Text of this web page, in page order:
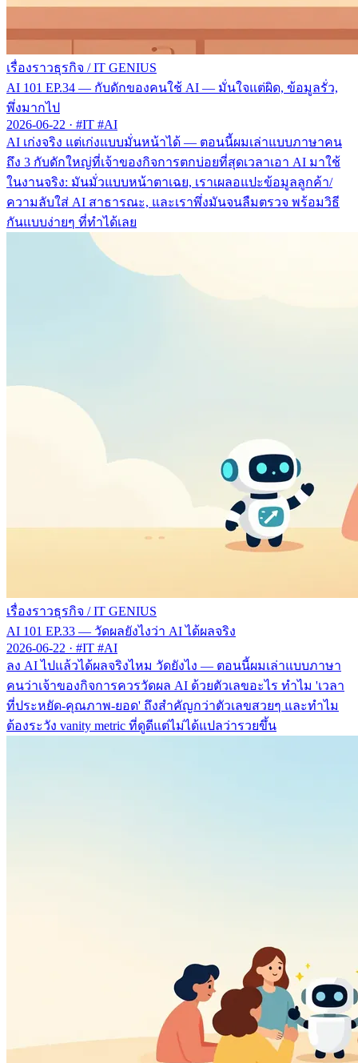
เรื่องราวธุรกิจ / IT GENIUS
AI 101 EP.34 — กับดักของคนใช้ AI — มั่นใจแต่ผิด, ข้อมูลรั่ว,
พึ่งมากไป
2026-06-22 · #IT #AI
AI เก่งจริง แต่เก่งแบบมั่นหน้าได้ — ตอนนี้ผมเล่าแบบภาษาคน
ถึง 3 กับดักใหญ่ที่เจ้าของกิจการตกบ่อยที่สุดเวลาเอา AI มาใช้
ในงานจริง: มันมั่วแบบหน้าตาเฉย, เราเผลอแปะข้อมูลลูกค้า/
ความลับใส่ AI สาธารณะ, และเราพึ่งมันจนลืมตรวจ พร้อมวิธี
กันแบบง่ายๆ ที่ทำได้เลย
เรื่องราวธุรกิจ / IT GENIUS
AI 101 EP.33 — วัดผลยังไงว่า AI ได้ผลจริง
2026-06-22 · #IT #AI
ลง AI ไปแล้วได้ผลจริงไหม วัดยังไง — ตอนนี้ผมเล่าแบบภาษา
คนว่าเจ้าของกิจการควรวัดผล AI ด้วยตัวเลขอะไร ทำไม 'เวลา
ที่ประหยัด-คุณภาพ-ยอด' ถึงสำคัญกว่าตัวเลขสวยๆ และทำไม
ต้องระวัง vanity metric ที่ดูดีแต่ไม่ได้แปลว่ารวยขึ้น